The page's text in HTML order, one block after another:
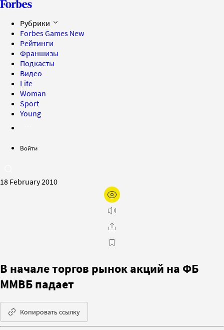
Рубрики
Forbes Games New
Рейтинги
Франшизы
Подкасты
Видео
Life
Woman
Sport
Young
Войти
18 February 2010
В начале торгов рынок акций на ФБ
ММВБ падает
Копировать ссылку